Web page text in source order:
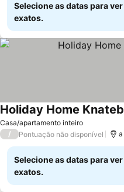
Selecione as datas para
exatos.
Casa/apartamento inteiro
Holiday Home
/ Pontuação não disponível
Selecione as datas para
exatos.